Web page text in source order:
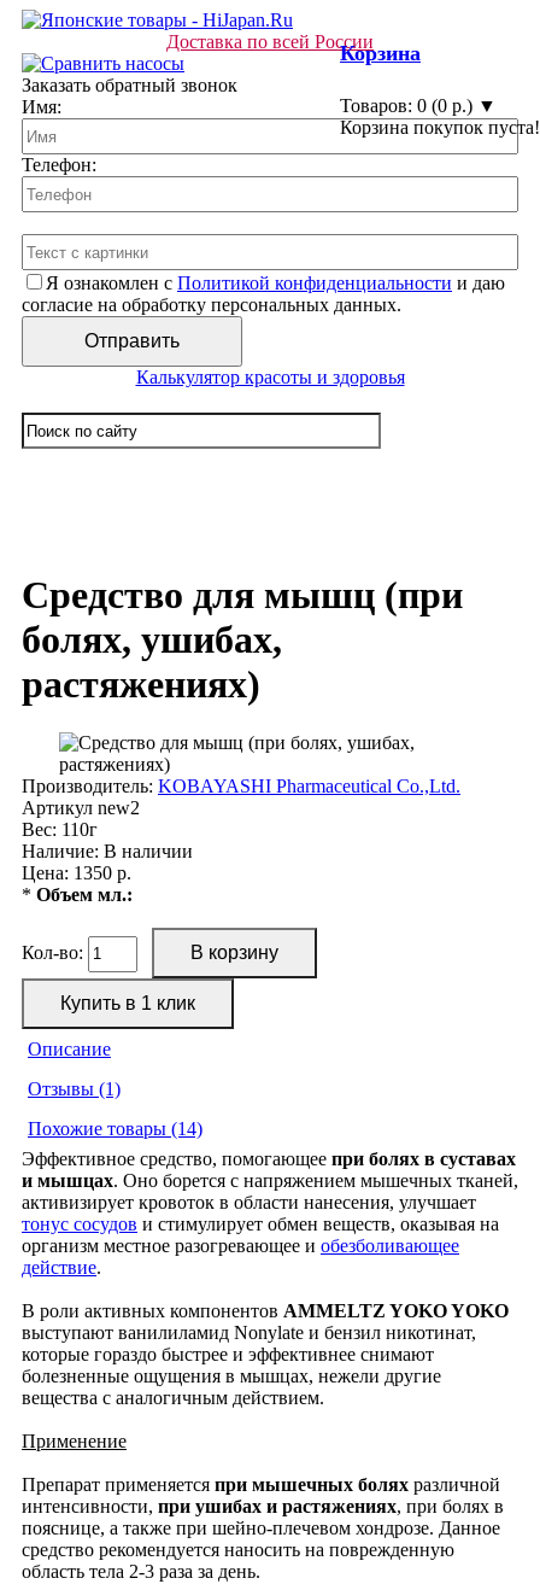
Доставка по всей РоссииКорзина
Товаров: 0 (0 р.) ▼
Корзина покупок пуста!
Заказать обратный звонок
Имя:
Телефон:
Я ознакомлен с Политикой конфиденциальности и даю
согласие на обработку персональных данных.
Калькулятор красоты и здоровья
Cредство для мышц (при
болях, ушибах,
растяжениях)
Производитель: KOBAYASHI Pharmaceutical Co.,Ltd.
Артикул new2
Вес: 110г
Наличие: В наличии
Цена: 1350 р.
* Объем мл.:
Кол-во:
Описание
Отзывы (1)
Похожие товары (14)
Эффективное средство, помогающее при болях в суставах
и мышцах. Оно борется с напряжением мышечных тканей,
активизирует кровоток в области нанесения, улучшает
тонус сосудов и стимулирует обмен веществ, оказывая на
организм местное разогревающее и обезболивающее
действие.
В роли активных компонентов AMMELTZ YOKO YOKO
выступают ванилиламид Nonylate и бензил никотинат,
которые гораздо быстрее и эффективнее снимают
болезненные ощущения в мышцах, нежели другие
вещества с аналогичным действием.
Применение
Препарат применяется при мышечных болях различной
интенсивности, при ушибах и растяжениях, при болях в
пояснице, а также при шейно-плечевом хондрозе. Данное
средство рекомендуется наносить на поврежденную
область тела 2-3 раза за день.